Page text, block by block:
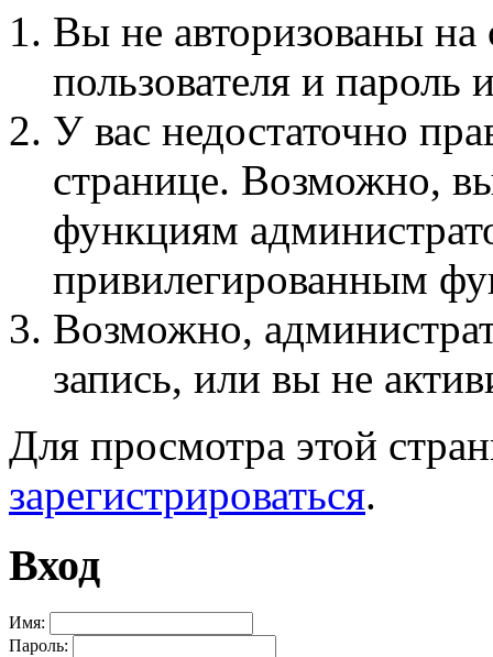
Вы не авторизованы на
пользователя и пароль
У вас недостаточно
странице. Возможно,
функциям
привилегированным
Возможно,
запись, или вы не
Для просмотра этой
зарегистрироваться.
Вход
Имя:
Пароль: